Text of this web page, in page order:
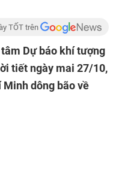
TỐT trên
Dự báo khí tượng
tiết ngày mai 27/10,
Minh dông bão về